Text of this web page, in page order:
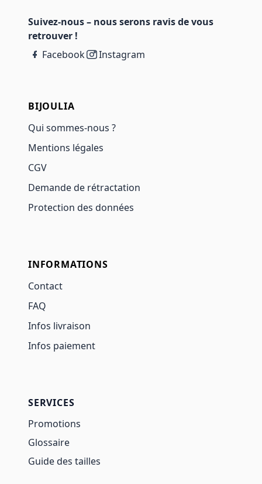
Suivez-nous – nous serons ravis de vous
retrouver !
Facebook
Instagram
BIJOULIA
Qui sommes-nous ?
Mentions légales
CGV
Demande de rétractation
Protection des données
INFORMATIONS
Contact
FAQ
Infos livraison
Infos paiement
SERVICES
Promotions
Glossaire
Guide des tailles